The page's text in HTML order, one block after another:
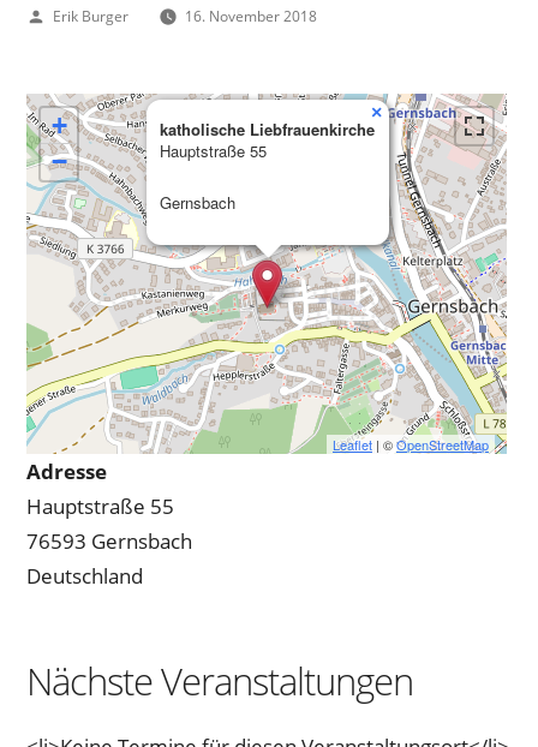
Veröffentlicht
Erik Burger 16. November 2018
katholische Liebfrauenkirche
Hauptstraße 55
Gernsbach
×
+
−
Leaflet | ©OpenStreetMap
Adresse
Hauptstraße 55
76593 Gernsbach
Deutschland
Nächste Veranstaltungen